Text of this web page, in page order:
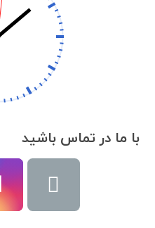
با ما در تماس باشید